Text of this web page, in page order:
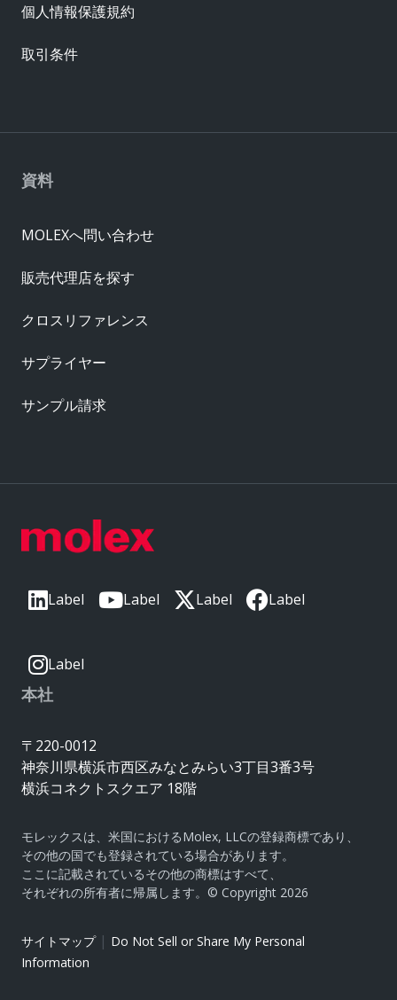
Label Label Label Label
Label
本社
〒220-0012
神奈川県横浜市西区みなとみらい3丁目3番3号
横浜コネクトスクエア 18階
モレックスは、米国におけるMolex, LLCの登録商標であり、
その他の国でも登録されている場合があります。
ここに記載されているその他の商標はすべて、
それぞれの所有者に帰属します。© Copyright 2026
サイトマップ| Do Not Sell or Share My Personal
Information
資料
MOLEXへ問い合わせ
販売代理店を探す
クロスリファレンス
サプライヤー
サンプル請求
個人情報保護規約
取引条件